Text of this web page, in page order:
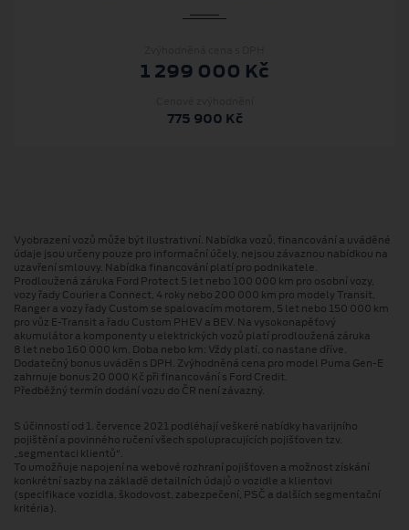
1 299 000 Kč
775 900 Kč
Vyobrazení vozů může být ilustrativní. Nabídka vozů, financování a uváděné
údaje jsou určeny pouze pro informační účely, nejsou závaznou nabídkou na
uzavření smlouvy. Nabídka financování platí pro podnikatele.
Prodloužená záruka Ford Protect 5 let nebo 100 000 km pro osobní vozy,
vozy řady Courier a Connect, 4 roky nebo 200 000 km pro modely Transit,
Ranger a vozy řady Custom se spalovacím motorem, 5 let nebo 150 000 km
pro vůz E-Transit a řadu Custom PHEV a BEV. Na vysokonapěťový
akumulátor a komponenty u elektrických vozů platí prodloužená záruka
8 let nebo 160 000 km. Doba nebo km: Vždy platí, co nastane dříve.
Dodatečný bonus uváděn s DPH. Zvýhodněná cena pro model Puma Gen⁠-⁠E
zahrnuje bonus 20 000 Kč při financování s Ford Credit.
Předběžný termín dodání vozu do ČR není závazný.
S účinností od 1. července 2021 podléhají veškeré nabídky havarijního
pojištění a povinného ručení všech spolupracujících pojišťoven tzv.
„segmentaci klientů“.
To umožňuje napojení na webové rozhraní pojišťoven a možnost získání
konkrétní sazby na základě detailních údajů o vozidle a klientovi
(specifikace vozidla, škodovost, zabezpečení, PSČ a dalších segmentační
kritéria).